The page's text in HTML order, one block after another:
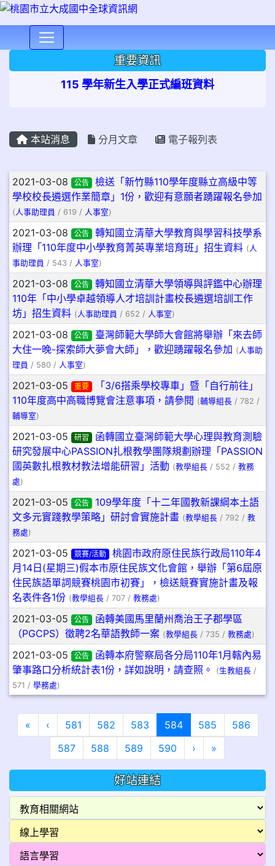
重要資訊
115 學年新生入學正式編班資料
本站消息 分月文章 電子報列表
文章列表
2021-03-08 公告
檢送「新竹縣110學年度縣立高級中等
學校校長遴選作業簡章」1份，歡迎有意願者踴躍報名參加
( 人事助理員 / 619 / 人事室)
2021-03-08 公告
轉知國立清華大學教育與學習科技學系
辦理「110年度中小學教育菁英專業培育班」招生資料 ( 人
事助理員 / 543 / 人事室)
2021-03-08 公告
轉知國立清華大學領導與評鑑中心辦理
110年「中小學卓越領導人才培訓計畫校長遴選培訓工作
坊」招生資料 ( 人事助理員 / 652 / 人事室)
2021-03-08 公告
臺灣師範大學師大會館將舉辦「來去師
大住一晚-探索師大夢會大師」，歡迎踴躍報名參加 ( 人事助
理員 / 580 / 人事室)
2021-03-05 重要
「3/6搭乘學校專車」暨「自行前往」
110年度高中高職博覽會注意事項，請參閱 (輔導組長 / 782 /
輔導室)
2021-03-05 研習
函轉國立臺灣師範大學心理與教育測驗
研究發展中心PASSION扎根教學團隊規劃辦理「PASSION
國英數扎根教材教法增能研習」活動 (教學組長 / 552 / 教務
處)
2021-03-05 公告
109學年度「十二年國教新課綱本土語
文多元實踐教學策略」研討會實施計畫 (教學組長 / 792 / 教
務處)
2021-03-05 競賽/活動
桃園市政府原住民族行政局110年4
月14日(星期三)假本市原住民族文化會館，舉辦「第6屆原
住民族語單詞競賽桃園市初賽」，檢送競賽實施計畫及報
名表件各1份 (教學組長 / 707 / 教務處)
2021-03-05 公告
函轉美國馬里蘭州喬治王子郡學區
（PGCPS）徵聘2名華語教師一案 (教學組長 / 735 / 教務處)
2021-03-05 公告
函轉本府警察局各分局110年1月轄內易
肇事路口分析統計表1份，詳如說明，請查照。
(生教組長 /
571 / 學務處)
« 第一頁
‹上一頁
581 582 583 584(目前頁次)
585
586
587
588 589 590 › 下一頁
»
好站連結